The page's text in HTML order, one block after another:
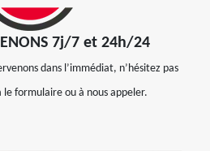
7j/7 et 24h/24
dans l’immédiat, n’hésitez pas
formulaire ou à nous appeler.